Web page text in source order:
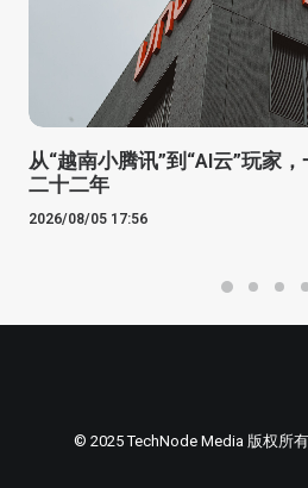
从“越南小腾讯”到“AI云”玩家
二十二年
2026/08/05 17:56
© 2025 TechNode Media 版权所有